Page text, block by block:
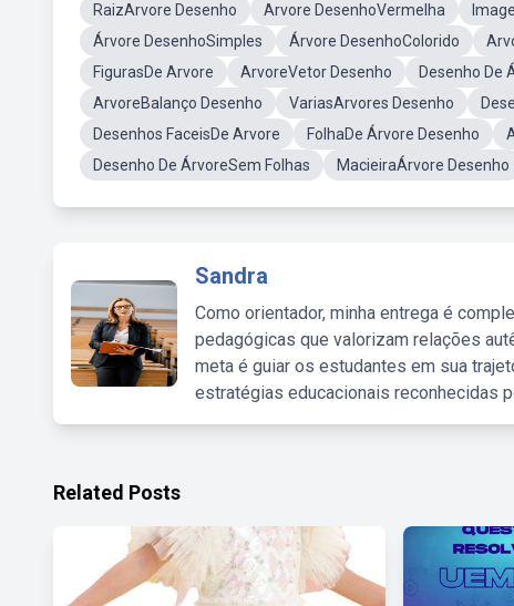
RaizArvore Desenho
Arvore DesenhoVermelha
Árvore DesenhoSimples
Árvore DesenhoColorido
FigurasDe Arvore
ArvoreVetor Desenho Desenho De
ArvoreBalanço Desenho
VariasArvores Desenho
Desenhos FaceisDe Arvore
FolhaDe Árvore Desenho
Desenho De ÁrvoreSem Folhas
MacieiraÁrvore Desenho
Sandra
Como orientador, minha entrega é
pedagógicas que valorizam relações
meta é guiar os estudantes em sua
estratégias educacionais reconhecidas
Related Posts